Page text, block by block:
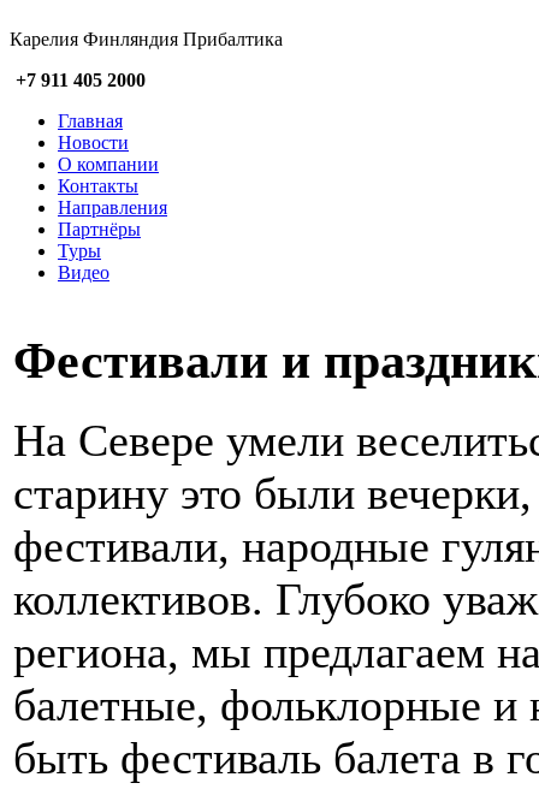
Карелия Финляндия Прибалтика
+7 911 405 2000
Главная
Новости
О компании
Контакты
Направления
Партнёры
Туры
Видео
Фестивали и
На Севере умели
старину это были
фестивали, народные
коллективов. Глубоко
региона, мы предлагаем
балетные, фольклорные и
быть фестиваль балета в